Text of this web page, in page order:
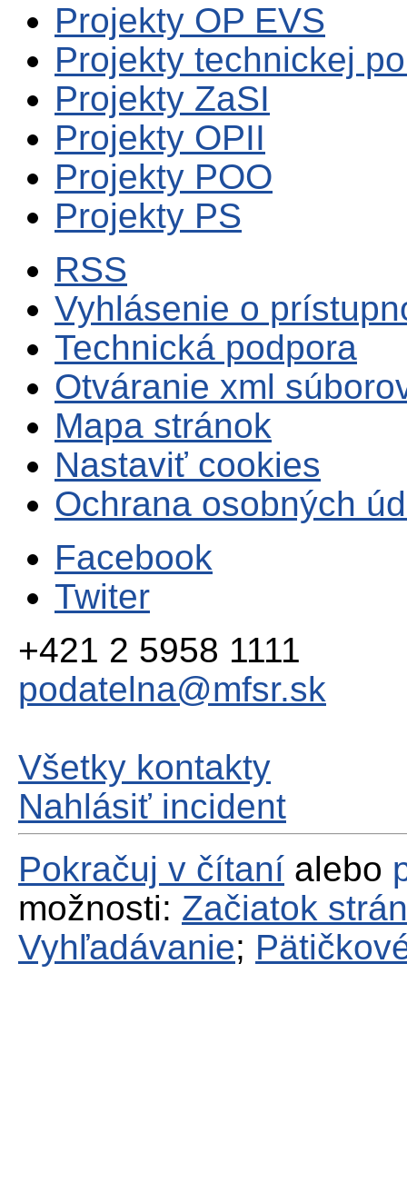
Projekty OP EVS
Projekty technickej
Projekty ZaSI
Projekty OPII
Projekty POO
Projekty PS
RSS
Vyhlásenie o
Technická podpora
Otváranie xml
Mapa stránok
Nastaviť cookies
Ochrana osobných
Facebook
Twiter
+421 2 5958 1111
podatelna@mfsr.sk
Všetky kontakty
Nahlásiť incident
Pokračuj v čítaní alebo
možnosti: Začiatok
Vyhľadávanie;